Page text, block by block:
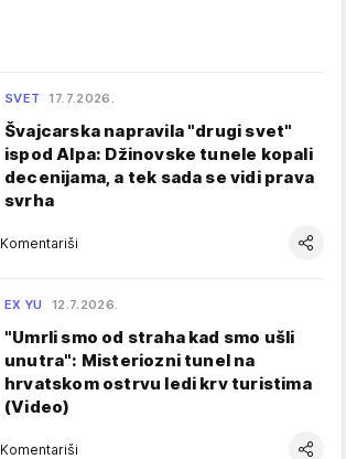
SVET 17.7.2026.
Švajcarska napravila "drugi svet"
ispod Alpa: Džinovske tunele kopali
decenijama, a tek sada se vidi prava
svrha
Komentariši
EX YU 12.7.2026.
"Umrli smo od straha kad smo ušli
unutra": Misteriozni tunel na
hrvatskom ostrvu ledi krv turistima
(Video)
Komentariši